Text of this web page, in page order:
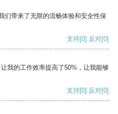
们带来了无限的流畅体验和安全性保
支持[0] 反对[0]
我的工作效率提高了50%，让我能够
支持[0] 反对[0]